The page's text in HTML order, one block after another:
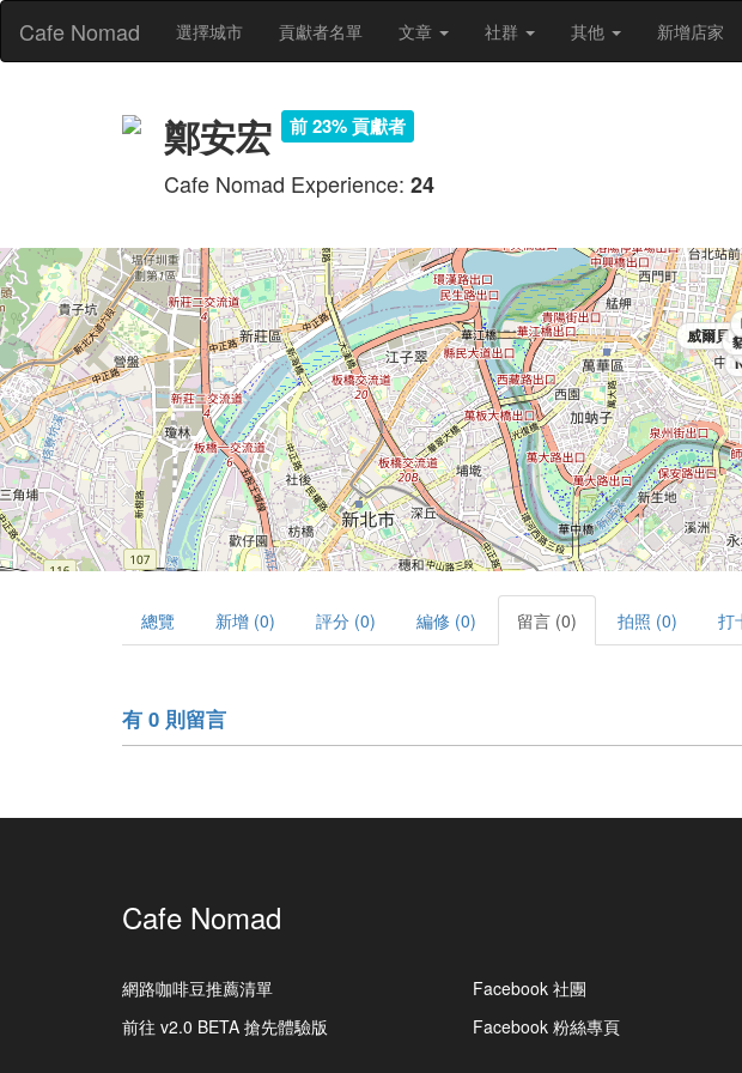
Cafe Nomad 選擇城市 貢獻者名單 文章 社群 其他 新增店家
鄭安宏 前 23% 貢獻者
Cafe Nomad Experience: 24
威爾貝
總覽 新增 (0) 評分 (0) 編修 (0) 留言 (0) 拍照 (0) 打
有 0 則留言
Cafe Nomad
網路咖啡豆推薦清單
前往 v2.0 BETA 搶先體驗版
Facebook 社團
Facebook 粉絲專頁